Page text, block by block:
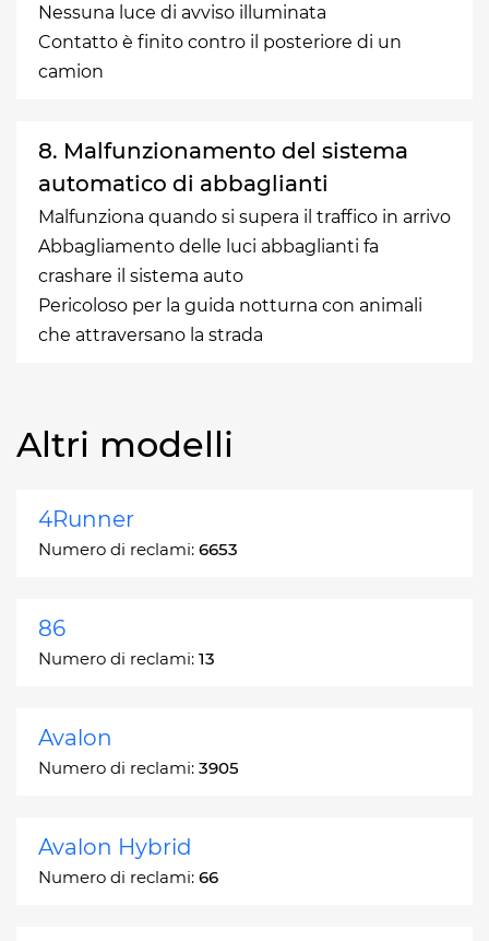
Nessuna luce di avviso illuminata
Contatto è finito contro il posteriore di un
camion
8. Malfunzionamento del sistema
automatico di abbaglianti
Malfunziona quando si supera il traffico in arrivo
Abbagliamento delle luci abbaglianti fa
crashare il sistema auto
Pericoloso per la guida notturna con animali
che attraversano la strada
Altri modelli
4Runner
Numero di reclami: 6653
86
Numero di reclami: 13
Avalon
Numero di reclami: 3905
Avalon Hybrid
Numero di reclami: 66